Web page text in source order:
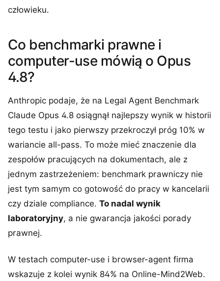
człowieku.
Co benchmarki prawne i
computer-use mówią o Opus
4.8?
Anthropic podaje, że na Legal Agent Benchmark
Claude Opus 4.8 osiągnął najlepszy wynik w historii
tego testu i jako pierwszy przekroczył próg 10% w
wariancie all-pass. To może mieć znaczenie dla
zespołów pracujących na dokumentach, ale z
jednym zastrzeżeniem: benchmark prawniczy nie
jest tym samym co gotowość do pracy w kancelarii
czy dziale compliance. To nadal wynik
laboratoryjny, a nie gwarancja jakości porady
prawnej.
W testach computer-use i browser-agent firma
wskazuje z kolei wynik 84% na Online-Mind2Web.